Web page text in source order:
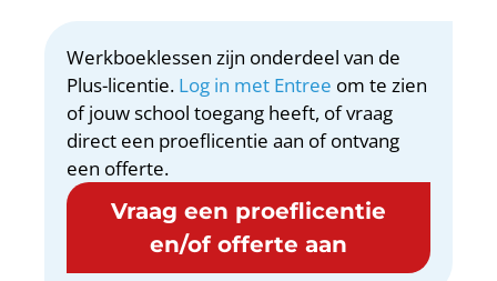
Werkboeklessen zijn onderdeel van de
Plus-licentie. Log in met Entree om te zien
of jouw school toegang heeft, of vraag
direct een proeflicentie aan of ontvang
een offerte.
Vraag een proeflicentie
en/of offerte aan